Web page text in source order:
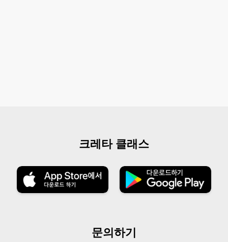
크레타 클래스
문의하기